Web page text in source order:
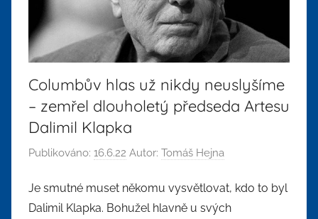
Columbův hlas už nikdy neuslyšíme
– zemřel dlouholetý předseda Artesu
Dalimil Klapka
Publikováno: 16.6.22 Autor: Tomáš Hejna
Je smutné muset někomu vysvětlovat, kdo to byl
Dalimil Klapka. Bohužel hlavně u svých